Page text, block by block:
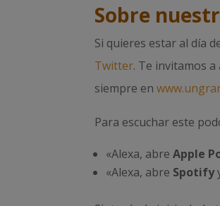
Sobre
Si quieres estar al día
Twitter. Te invitamos
siempre en
Para escuchar este
«Alexa, abreApple
«Alexa, abre Spotify